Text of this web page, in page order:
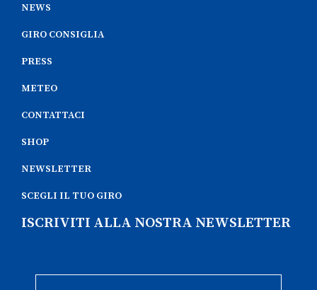
NEWS
GIRO CONSIGLIA
PRESS
METEO
CONTATTACI
SHOP
NEWSLETTER
SCEGLI IL TUO GIRO
ISCRIVITI ALLA NOSTRA NEWSLETTER